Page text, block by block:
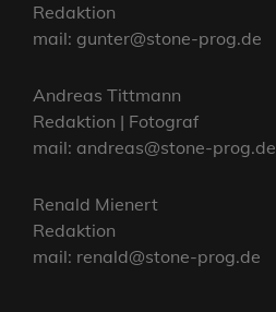
Redaktion
mail: gunter@stone-prog.de
Andreas Tittmann
Redaktion | Fotograf
mail: andreas@stone-prog.de
Renald Mienert
Redaktion
mail: renald@stone-prog.de